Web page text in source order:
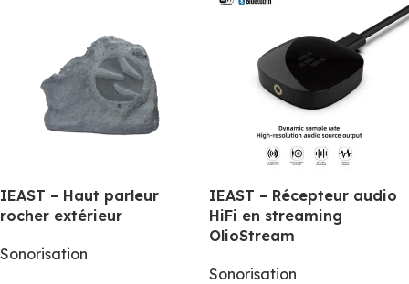
IEAST – Haut parleur
rocher extérieur
Sonorisation
IEAST – Récepteur audio
HiFi en streaming
OlioStream
Sonorisation